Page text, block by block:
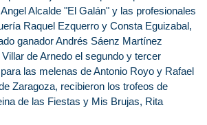
Alcalde "El Galán" y las profesionales
Raquel Ezquerro y Consta Eguizabal,
ganador Andrés Sáenz Martínez
de Arnedo el segundo y tercer
las melenas de Antonio Royo y Rafael
Zaragoza, recibieron los trofeos de
de las Fiestas y Mis Brujas, Rita